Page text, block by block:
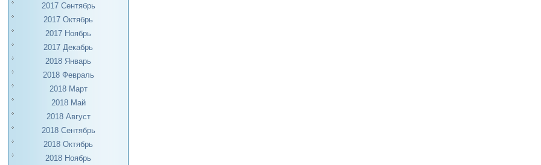
2017 Сентябрь
2017 Октябрь
2017 Ноябрь
2017 Декабрь
2018 Январь
2018 Февраль
2018 Март
2018 Май
2018 Август
2018 Сентябрь
2018 Октябрь
2018 Ноябрь